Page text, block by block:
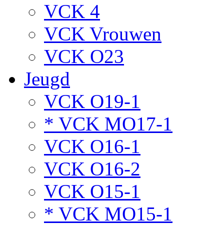
VCK 4
VCK Vrouwen
VCK O23
Jeugd
VCK O19-1
* VCK MO17-1
VCK O16-1
VCK O16-2
VCK O15-1
* VCK MO15-1